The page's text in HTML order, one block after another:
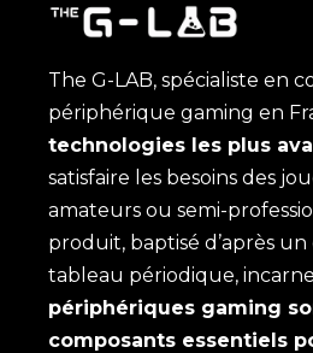
The G-LAB, spécialiste en
périphérique gaming en
technologies les plus
satisfaire les besoins des
amateurs ou semi-
produit, baptisé d’après
tableau périodique,
périphériques gaming
composants essentiels